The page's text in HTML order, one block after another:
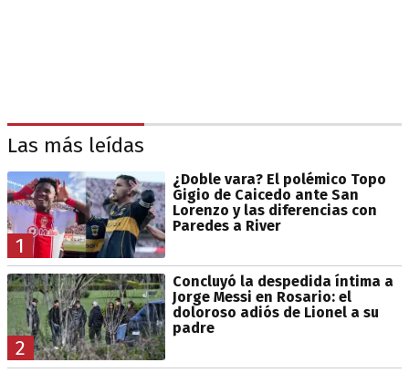
Las más leídas
1
¿Doble vara? El polémico Topo
Gigio de Caicedo ante San
Lorenzo y las diferencias con
Paredes a River
2
Concluyó la despedida íntima a
Jorge Messi en Rosario: el
doloroso adiós de Lionel a su
padre